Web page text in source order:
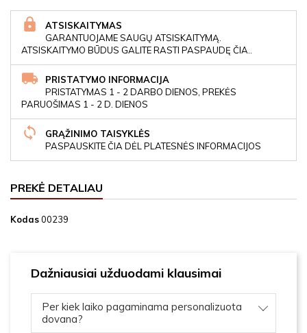
ATSISKAITYMAS
GARANTUOJAME SAUGŲ ATSISKAITYMĄ.
ATSISKAITYMO BŪDUS GALITE RASTI PASPAUDĘ ČIA..
PRISTATYMO INFORMACIJA
PRISTATYMAS 1 - 2 DARBO DIENOS, PREKĖS
PARUOŠIMAS 1 - 2 D. DIENOS
GRĄŽINIMO TAISYKLĖS
PASPAUSKITE ČIA DĖL PLATESNĖS INFORMACIJOS
PREKĖ DETALIAU
Kodas00239
Dažniausiai užduodami klausimai
Per kiek laiko pagaminama personalizuota
dovana?